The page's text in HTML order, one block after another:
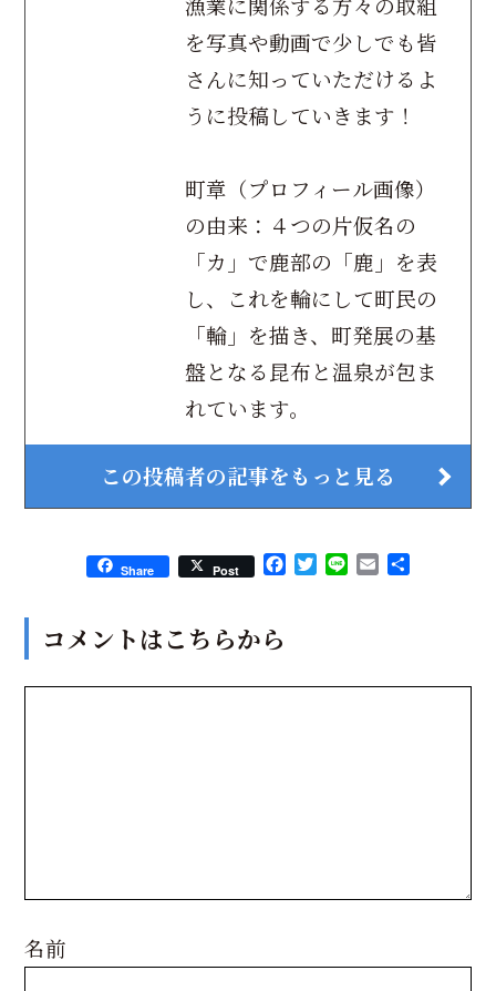
を写真や動画で少しでも皆
さんに知っていただけるよ
うに投稿していきます！
町章（プロフィール画像）
の由来：４つの片仮名の
「カ」で鹿部の「鹿」を表
し、これを輪にして町民の
「輪」を描き、町発展の基
盤となる昆布と温泉が包ま
れています。
この投稿者の記事をもっと見る
Share Post Facebook
Twitter
Line Email
コメントはこちらから
名前